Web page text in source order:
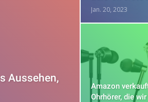
Aussehen,
Jan. 20, 2023
Amazon
Ohrhörer, die